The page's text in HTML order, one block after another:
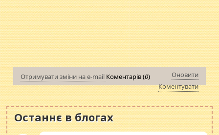
Отримувати зміни на e-mail Коментарів (0)
Оновити
Коментувати
Останнє в блогах